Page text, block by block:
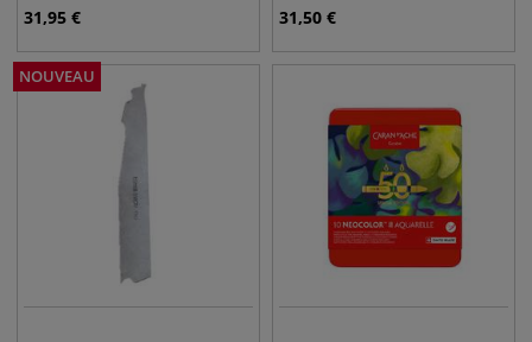
31,95 € 31,50 €
NOUVEAU